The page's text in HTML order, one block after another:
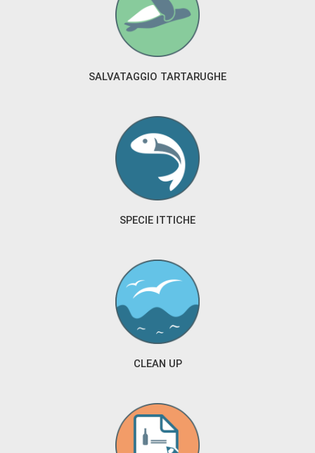
SALVATAGGIO TARTARUGHE
SPECIE ITTICHE
CLEAN UP